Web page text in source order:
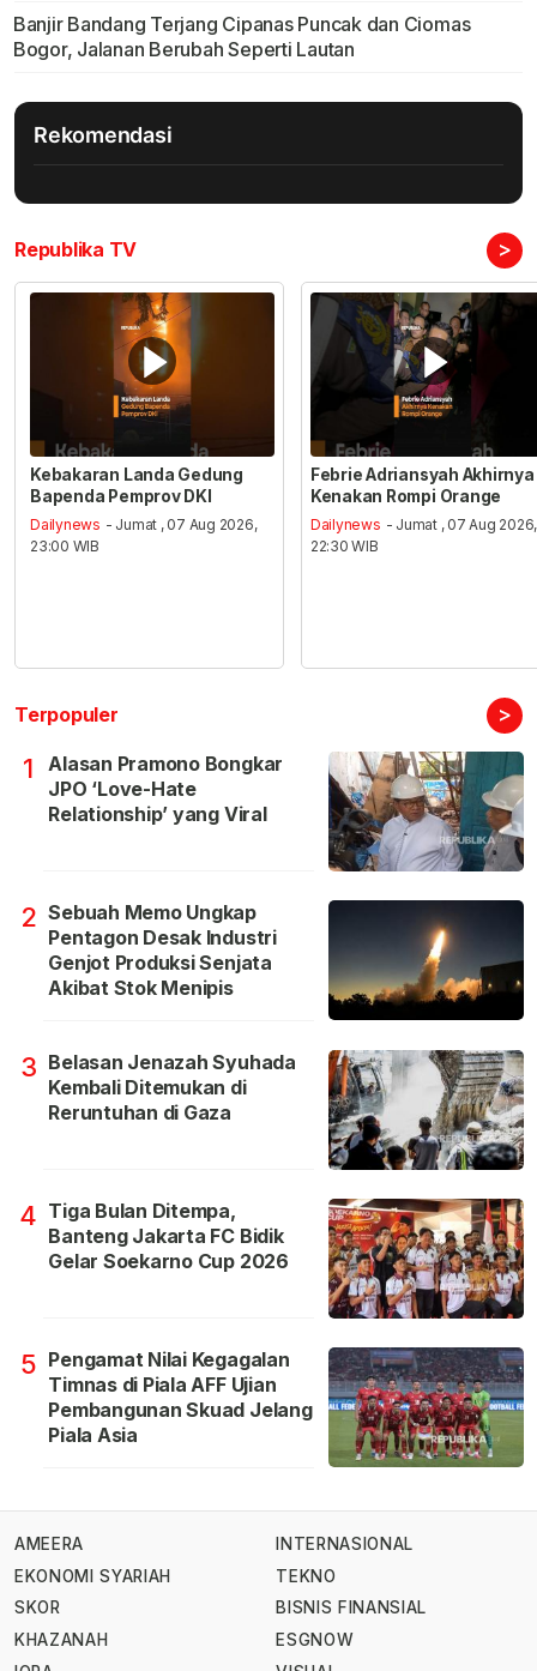
Banjir Bandang Terjang Cipanas Puncak dan Ciomas
Bogor, Jalanan Berubah Seperti Lautan
Rekomendasi
Republika TV >
Kebakaran Landa Gedung
Bapenda Pemprov DKI
Dailynews - Jumat , 07 Aug 2026,
23:00 WIB
Febrie Adriansyah Akhirnya
Kenakan Rompi Orange
Dailynews - Jumat , 07 Aug 2026,
22:30 WIB
Terpopuler >
1
Alasan Pramono Bongkar
JPO ‘Love-Hate
Relationship’ yang Viral
2 Sebuah Memo Ungkap
Pentagon Desak Industri
Genjot Produksi Senjata
Akibat Stok Menipis
3 Belasan Jenazah Syuhada
Kembali Ditemukan di
Reruntuhan di Gaza
4 Tiga Bulan Ditempa,
Banteng Jakarta FC Bidik
Gelar Soekarno Cup 2026
5 Pengamat Nilai Kegagalan
Timnas di Piala AFF Ujian
Pembangunan Skuad Jelang
Piala Asia
AMEERA
EKONOMI SYARIAH
SKOR
KHAZANAH
INTERNASIONAL
TEKNO
BISNIS FINANSIAL
ESGNOW